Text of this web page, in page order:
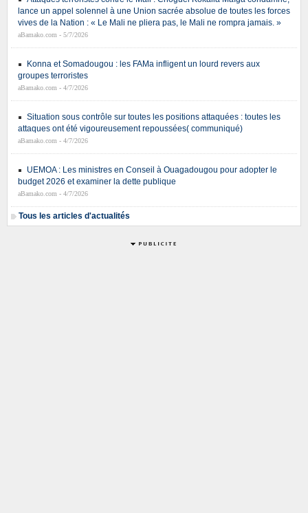
lance un appel solennel à une Union sacrée absolue de toutes les forces
vives de la Nation : « Le Mali ne pliera pas, le Mali ne rompra jamais. »
aBamako.com - 5/7/2026
Konna et Somadougou : les FAMa infligent un lourd revers aux
groupes terroristes
aBamako.com - 4/7/2026
Situation sous contrôle sur toutes les positions attaquées : toutes les
attaques ont été vigoureusement repoussées( communiqué)
aBamako.com - 4/7/2026
UEMOA : Les ministres en Conseil à Ouagadougou pour adopter le
budget 2026 et examiner la dette publique
aBamako.com - 4/7/2026
Tous les articles d'actualités